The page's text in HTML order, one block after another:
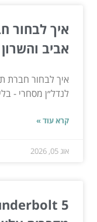
איך לבחור
אביב
איך לבחור חברת
לנדל״ן מסחרי -
קרא עוד »
אוג 05, 2026